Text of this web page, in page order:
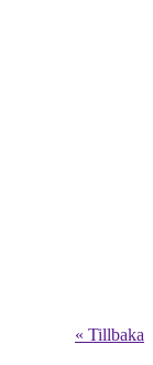
« Tillbaka